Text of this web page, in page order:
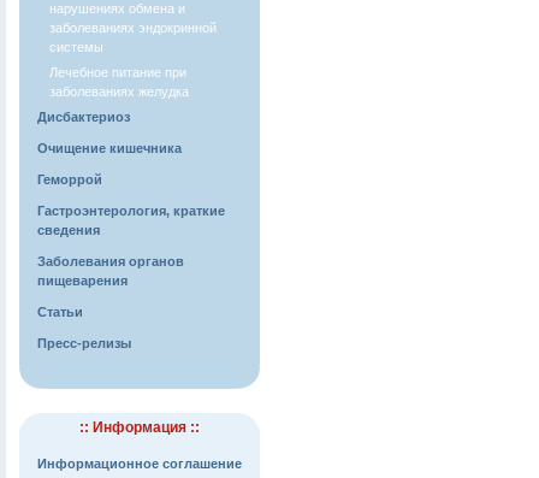
нарушениях обмена и
заболеваниях эндокринной
системы
Лечебное питание при
заболеваниях желудка
Дисбактериоз
Очищение кишечника
Геморрой
Гастроэнтерология, краткие
сведения
Заболевания органов
пищеварения
Статьи
Пресс-релизы
:: Информация ::
Информационное соглашение